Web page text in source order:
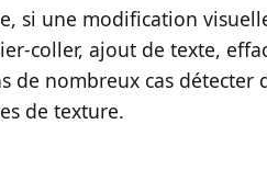
si une modification
coller, ajout de texte,
de nombreux cas détecter
de texture.